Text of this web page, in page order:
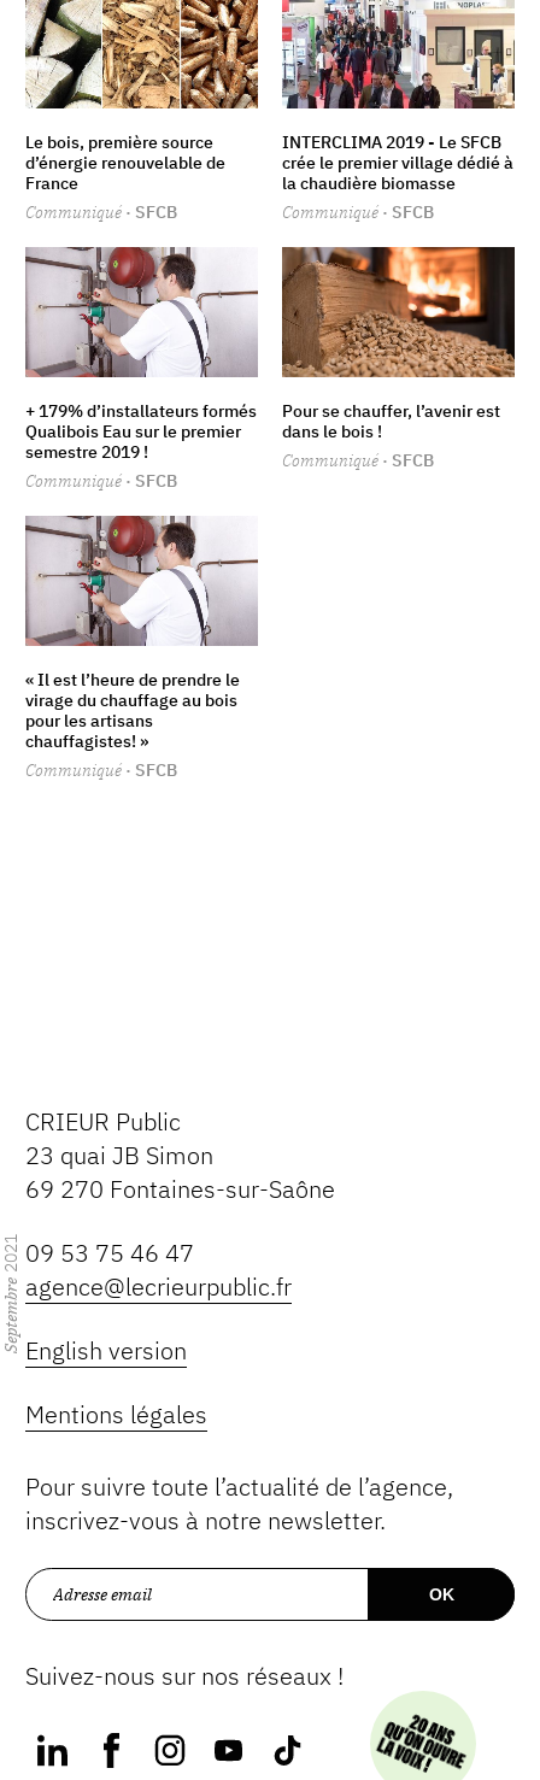
Septembre
2021
Le bois, première source
d’énergie renouvelable de
France
Communiqué · SFCB
INTERCLIMA 2019 - Le SFCB
crée le premier village dédié à
la chaudière biomasse
Communiqué · SFCB
+ 179% d’installateurs formés
Qualibois Eau sur le premier
semestre 2019 !
Communiqué · SFCB
Pour se chauffer, l’avenir est
dans le bois !
Communiqué · SFCB
« Il est l’heure de prendre le
virage du chauffage au bois
pour les artisans
chauffagistes! »
Communiqué · SFCB
CRIEUR Public
23 quai JB Simon
69 270 Fontaines-sur-Saône
09 53 75 46 47
agence@lecrieurpublic.fr
English version
Mentions légales
Pour suivre toute l’actualité de l’agence,
inscrivez-vous à notre newsletter.
Suivez-nous sur nos réseaux !